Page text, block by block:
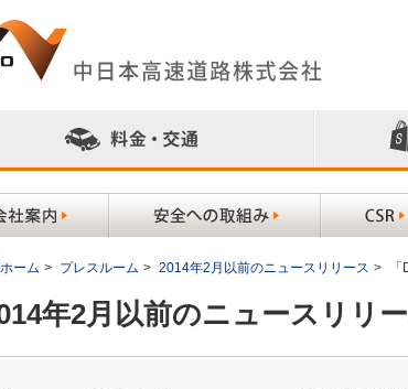
ーム > プレスルーム > 2014年2月以前のニュースリリース >
年2月以前のニュースリリ